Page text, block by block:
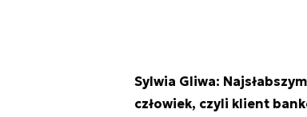
Sylwia Gliwa:
człowiek, czyli klient